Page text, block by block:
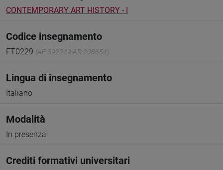
CONTEMPORARY ART HISTORY - I
Codice insegnamento
FT0229 (AF:392249 AR:208654)
Lingua di insegnamento
Italiano
Modalità
In presenza
Crediti formativi universitari